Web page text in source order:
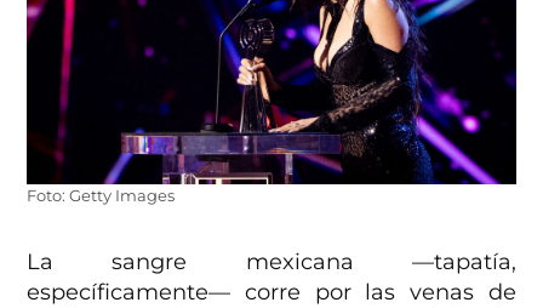
Foto: Getty Images
La sangre mexicana —tapatía,
específicamente— corre por las venas de